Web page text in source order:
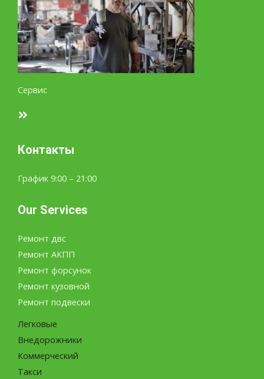
Сервис
Контакты
График 9:00 – 21:00
Our Services
Ремонт двс
Ремонт АКПП
Ремонт форсунок
Ремонт кузовной
Ремонт подвески
Легковые
Внедорожники
Коммерческий
Такси